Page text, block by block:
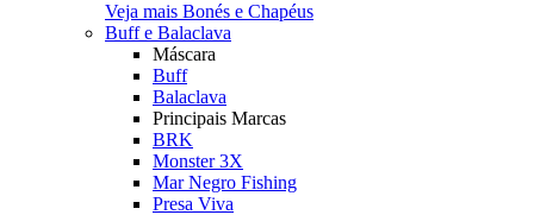
Veja mais Bonés e Chapéus
Buff e Balaclava
Máscara
Buff
Balaclava
Principais Marcas
BRK
Monster 3X
Mar Negro Fishing
Presa Viva